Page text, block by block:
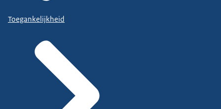
Toegankelijkheid